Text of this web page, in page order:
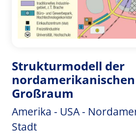
Strukturmodell der
Großraum
Amerika - USA -
Stadt